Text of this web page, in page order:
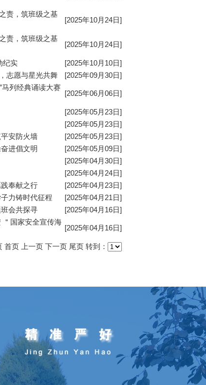
责，筑班级之基
[2025年10月24日]
责，筑班级之基
[2025年10月24日]
纪实
[2025年10月10日]
志愿与星光共舞
[2025年09月30日]
马列经典诵读大赛
[2025年06月06日]
[2025年05月23日]
[2025年05月23日]
安防火墙
[2025年05月23日]
进倡文明
[2025年05月09日]
[2025年04月30日]
[2025年04月24日]
奉献之行
[2025年04月23日]
力铸时代征程
[2025年04月21日]
会共探寻
[2025年04月16日]
＂国家安全宣传海
[2025年04月16日]
首页 上一页 下一页 尾页 转到：